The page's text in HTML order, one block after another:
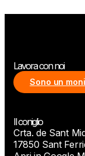
Lavora con noi
Sono un
Il coniglio
Crta. de Sant
17850 Sant